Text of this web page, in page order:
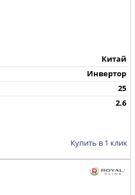
Китай
Инвертор
25
2.6
Купить в 1 клик